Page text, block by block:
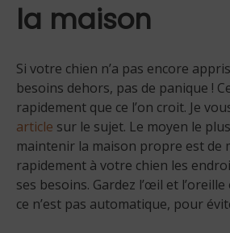
la maison
Si votre chien n’a pas encore
besoins dehors, pas de panique !
rapidement que ce l’on croit. Je
article sur le sujet. Le moyen le
maintenir la maison propre est de
rapidement à votre chien les
ses besoins. Gardez l’œil et
ce n’est pas automatique, pour